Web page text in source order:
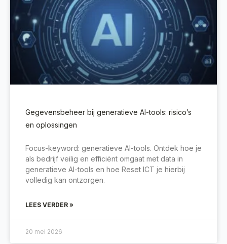
Gegevensbeheer bij generatieve AI-tools: risico’s
en oplossingen
Focus-keyword: generatieve AI-tools. Ontdek hoe je
als bedrijf veilig en efficiënt omgaat met data in
generatieve AI-tools en hoe Reset ICT je hierbij
volledig kan ontzorgen.
LEES VERDER »
20 mei 2026